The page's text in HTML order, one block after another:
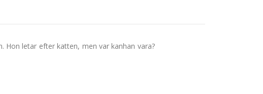
Hon letar efter katten, men var kanhan vara?